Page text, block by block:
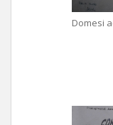
Domesi